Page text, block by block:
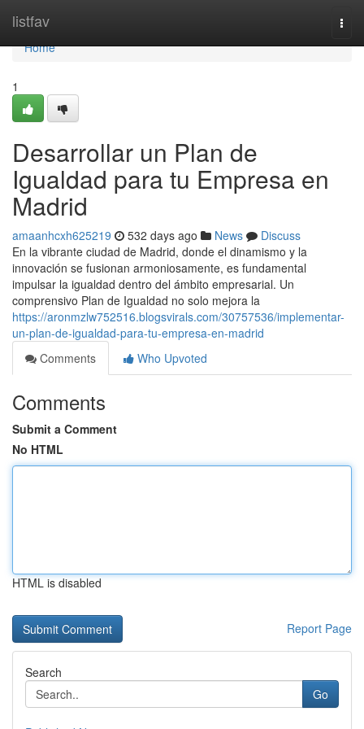
listfav
Home
Home
1
Desarrollar un Plan de
Igualdad para tu Empresa en
Madrid
amaanhcxh625219 532 days ago News
Discuss
En la vibrante ciudad de Madrid, donde el dinamismo y la
innovación se fusionan armoniosamente, es fundamental
impulsar la igualdad dentro del ámbito empresarial. Un
comprensivo Plan de Igualdad no solo mejora la
https://aronmzlw752516.blogsvirals.com/30757536/implementar-
un-plan-de-igualdad-para-tu-empresa-en-madrid
Comments
Who Upvoted
Comments
Submit a Comment
No HTML
HTML is disabled
Report Page
Search
Go